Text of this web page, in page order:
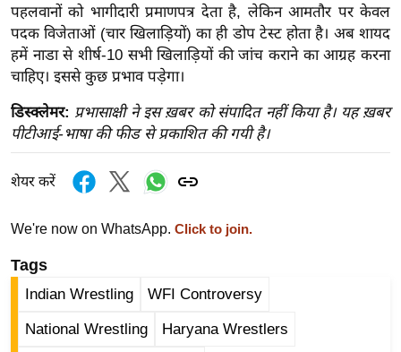
हॉ
ली
वु
फि
ल्म
स
क्षा
r
e
k
पहलवानों को भागीदारी प्रमाणपत्र देता है, लेकिन आमतौर पर केवल
पदक विजेताओं (चार खिलाड़ियों) का ही डोप टेस्ट होता है। अब शायद
हमें नाडा से शीर्ष-10 सभी खिलाड़ियों की जांच कराने का आग्रह करना
चाहिए। इससे कुछ प्रभाव पड़ेगा।
डिस्क्लेमर: प्रभासाक्षी ने इस ख़बर को संपादित नहीं किया है। यह ख़बर
पीटीआई-भाषा की फीड से प्रकाशित की गयी है।
शेयर करें
We're now on WhatsApp. Click to join.
Tags
Indian Wrestling WFI Controversy
National Wrestling Haryana Wrestlers